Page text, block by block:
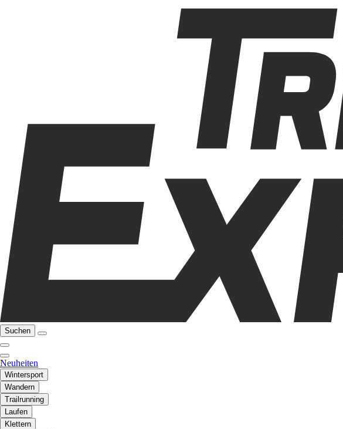
Suchen
Neuheiten
Wintersport
Wandern
Trailrunning
Laufen
Klettern